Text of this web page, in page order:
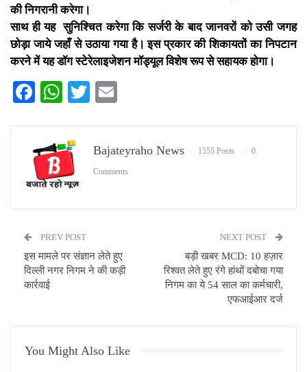
की निगरानी करेगा।
साथ ही यह सुनिश्चित करेगा कि सर्जरी के बाद जानवरों को उसी जगह
छोड़ा जाये जहाँ से उठाया गया है। इस प्रकार की शिकायतों का निपटान
करने में यह डॉग स्टेरेलाइजेशन मॉड्यूल विशेष रूप से सहायक होगा।
Facebook
WhatsApp
Twitter
Bajateyraho News 1555 Posts 0
Comments
PREV POST
इस मामले पर संज्ञान लेते हुए
दिल्ली नगर निगम ने की कड़ी
कार्रवाई
NEXT POST
बड़ी खबर MCD: 10 हज़ार
रिश्वत लेते हुए रंगे हांथों दबोचा गया
निगम का ये 54 साल का कर्मचारी,
एफआईआर दर्ज
You Might Also Like